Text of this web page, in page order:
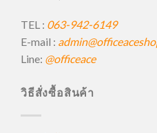
TEL : 063-942-6149
E-mail :
Line: @officeace
วิธีสั่งซื้อสินค้า